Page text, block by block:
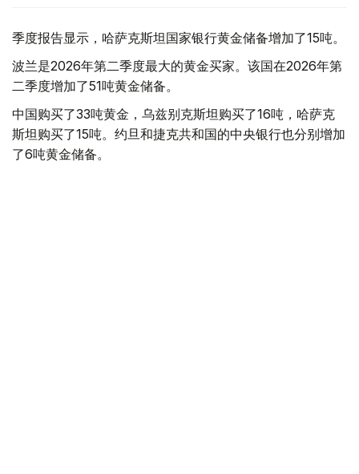
季度报告显示，哈萨克斯坦国家银行黄金储备增加了15吨。
波兰是2026年第二季度最大的黄金买家。该国在2026年第
二季度增加了51吨黄金储备。
中国购买了33吨黄金，乌兹别克斯坦购买了16吨，哈萨克
斯坦购买了15吨。约旦和捷克共和国的中央银行也分别增加
了6吨黄金储备。